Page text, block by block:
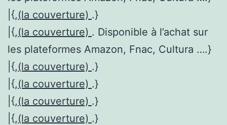
|{,(la couverture) .}
|{,(la couverture) . Disponible à l’achat sur
les plateformes Amazon, Fnac, Cultura ….}
|{,(la couverture) .}
|{,(la couverture) .}
|{,(la couverture) .}
|{,(la couverture) .}